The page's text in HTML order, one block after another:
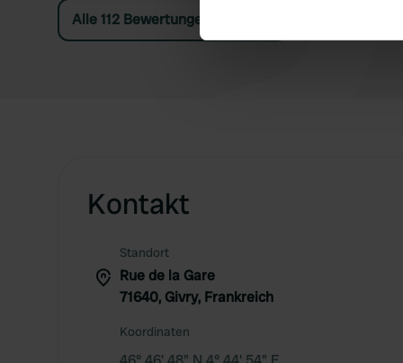
Find out more about how
Alle 112 Bewertungen anzeigen
Kontakt
Standort
Rue de la Gare
71640, Givry, Frankreich
Koordinaten